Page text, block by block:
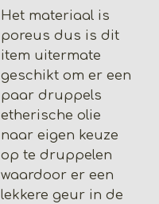
Het materiaal is
poreus dus is dit
item uitermate
geschikt om er een
paar druppels
etherische olie
naar eigen keuze
op te druppelen
waardoor er een
lekkere geur in de